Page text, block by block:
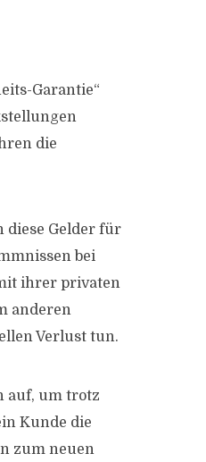
Garantie“
die
diese Gelder für
bei
ihrer privaten
anderen
Verlust tun.
auf, um trotz
Kunde die
zum neuen